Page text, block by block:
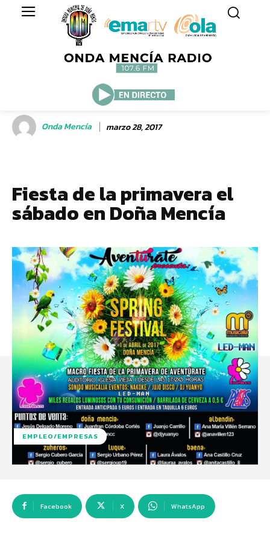
Onda Mencía marzo 28, 2017
Fiesta de la primavera el
sábado en Doña Mencía
EMPLEO/EMPRESAS
Facebook X WhatsApp